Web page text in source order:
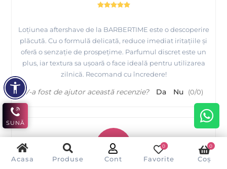
Acasa Produse Cont Favorite
0
Coș
0
Loțiunea aftershave de la BARBERTIME este o descoperire
plăcută. Cu o formulă delicată, reduce imediat iritațiile și
oferă o senzație de prospețime. Parfumul discret este un
plus, iar textura sa ușoară o face ideală pentru utilizarea
zilnică. Recomand cu încredere!
V-a fost de ajutor această recenzie? Da Nu (0/0)
F
SUNĂ